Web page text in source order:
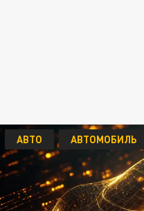
АВТО АВТОМОБИЛЬ